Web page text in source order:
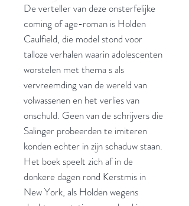
De verteller van deze onsterfelijke
coming of age-roman is Holden
Caulfield, die model stond voor
talloze verhalen waarin adolescenten
worstelen met thema s als
vervreemding van de wereld van
volwassenen en het verlies van
onschuld. Geen van de schrijvers die
Salinger probeerden te imiteren
konden echter in zijn schaduw staan.
Het boek speelt zich af in de
donkere dagen rond Kerstmis in
New York, als Holden wegens